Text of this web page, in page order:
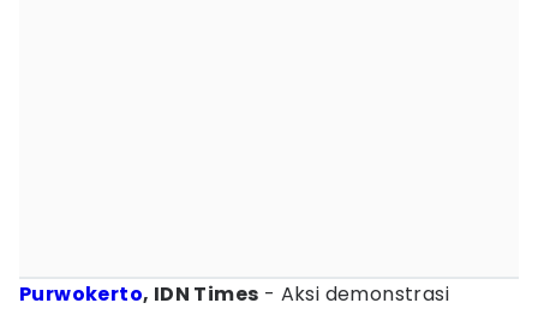
Purwokerto, IDN Times - Aksi demonstrasi